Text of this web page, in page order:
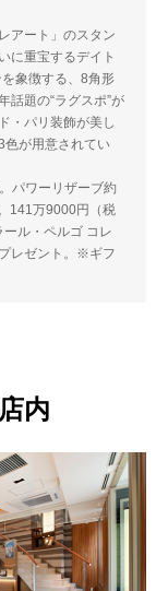
アート」のスタン
に重宝するデイト
象徴する、8角形
話題の“ラグスポ”が
・パリ装飾が美し
色が用意されてい
パワーリザーブ約
141万9000円（税
ル・ペルゴ コレ
レゼント。※ギフ
内